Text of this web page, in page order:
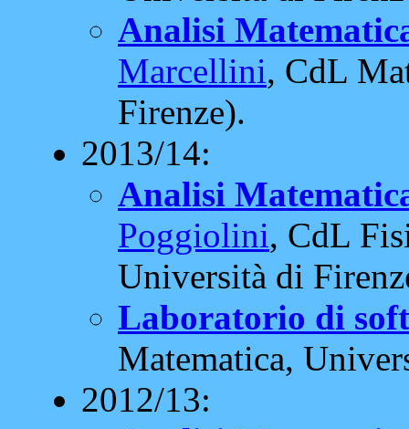
Analisi
Marcellini, CdL
Firenze).
2013/14:
Analisi
Poggiolini, CdL
Università di
Laboratorio di
Matematica,
2012/13: